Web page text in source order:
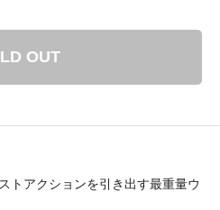
OUT
トアクションを引き出す最重量ウ